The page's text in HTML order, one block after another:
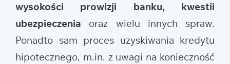
wysokości prowizji banku, kwestii
ubezpieczenia oraz wielu innych spraw.
Ponadto sam proces uzyskiwania kredytu
hipotecznego, m.in. z uwagi na konieczność